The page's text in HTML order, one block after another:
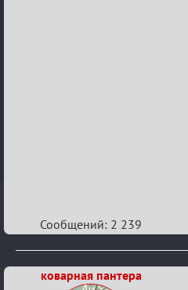
Сообщений: 2 239
коварная пантера